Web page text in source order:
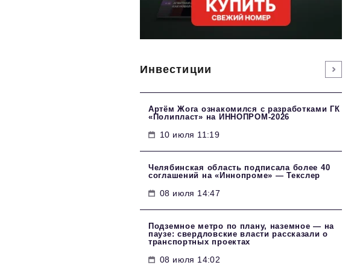
Инвестиции
Артём Жога ознакомился с разработками ГК
«Полипласт» на ИННОПРОМ-2026
10 июля 11:19
Челябинская область подписала более 40
соглашений на «Иннопроме» — Текслер
08 июля 14:47
Подземное метро по плану, наземное — на
паузе: свердловские власти рассказали о
транспортных проектах
08 июля 14:02